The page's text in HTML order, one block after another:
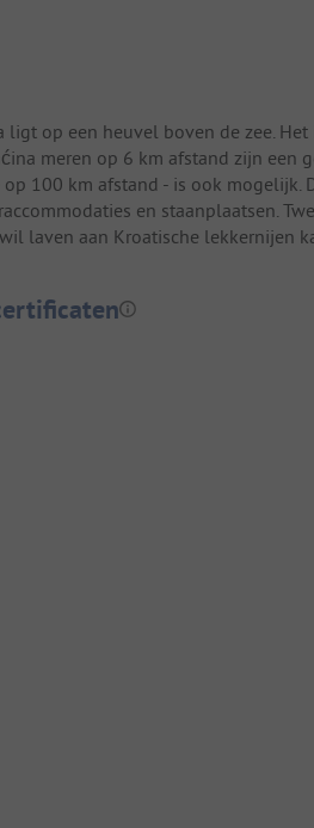
ligt op een heuvel boven de zee.
meren op 6 km afstand zijn een
100 km afstand - is ook
en staanplaatsen.
laven aan Kroatische lekkernijen